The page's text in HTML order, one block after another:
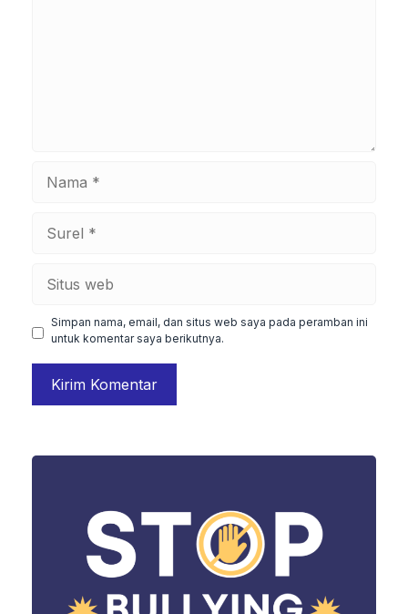
Simpan nama, email, dan situs web saya pada peramban ini
untuk komentar saya berikutnya.